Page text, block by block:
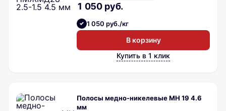
1 050 руб.
1 050 руб./кг
В корзину
Купить в 1 клик
Полосы медно-никелевые МН 19 4.6
мм